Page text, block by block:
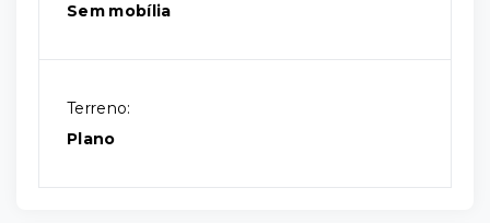
Sem mobília
Terreno:
Plano